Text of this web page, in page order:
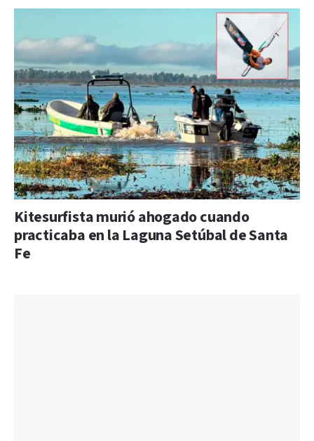
Kitesurfista murió ahogado cuando
practicaba en la Laguna Setúbal de Santa
Fe